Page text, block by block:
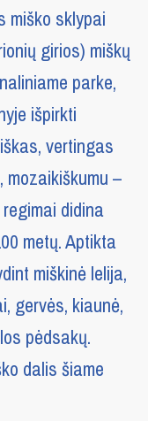
sklypai
girios) miškų
parke,
išpirkti
vertingas
–
didina
metų. Aptikta
miškinė lelija,
gervės, kiaunė,
pėdsakų.
dalis šiame